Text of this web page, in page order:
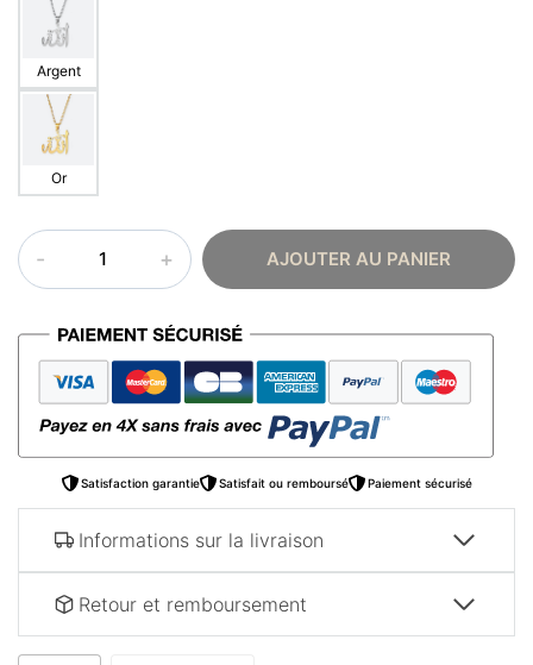
Argent
Or
quantité
de
arabe
Allah
AJOUTER AU PANIER
Satisfaction garantie Satisfait ou remboursé Paiement sécurisé
Informations sur la livraison
Retour et remboursement